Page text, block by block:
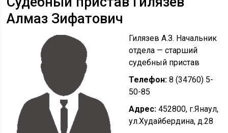
Алмаз Зифатович
Гилязев А.З. Начальник
отдела — старший
судебный пристав
Телефон: 8 (34760) 5-
50-85
Адрес: 452800, г.Янаул,
ул.Худайбердина, д.28